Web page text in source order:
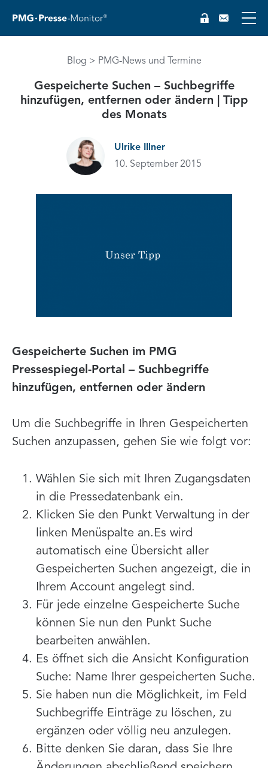
EN
Blog PMG-News und Termine
Gespeicherte Suchen – Suchbegriffe
hinzufügen, entfernen oder ändern | Tipp
des Monats
Ulrike Illner
10. September 2015
Gespeicherte Suchen im PMG
Pressespiegel-Portal – Suchbegriffe
hinzufügen, entfernen oder ändern
Um die Suchbegriffe in Ihren Gespeicherten
Suchen anzupassen, gehen Sie wie folgt vor:
Wählen Sie sich mit Ihren Zugangsdaten
in die Pressedatenbank ein.
Klicken Sie den Punkt Verwaltung in der
linken Menüspalte an.Es wird
automatisch eine Übersicht aller
Gespeicherten Suchen angezeigt, die in
Ihrem Account angelegt sind.
Für jede einzelne Gespeicherte Suche
können Sie nun den Punkt Suche
bearbeiten anwählen.
Es öffnet sich die Ansicht Konfiguration
Suche: Name Ihrer gespeicherten Suche.
Sie haben nun die Möglichkeit, im Feld
Suchbegriffe Einträge zu löschen, zu
ergänzen oder völlig neu anzulegen.
Bitte denken Sie daran, dass Sie Ihre